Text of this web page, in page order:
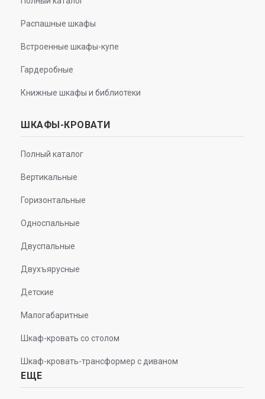
Распашные шкафы
Встроенные шкафы-купе
Гардеробные
Книжные шкафы и библиотеки
ШКАФЫ-КРОВАТИ
Полный каталог
Вертикальные
Горизонтальные
Односпальные
Двуспальные
Двухъярусные
Детские
Малогабаритные
Шкаф-кровать со столом
Шкаф-кровать-трансформер с диваном
ЕЩЕ